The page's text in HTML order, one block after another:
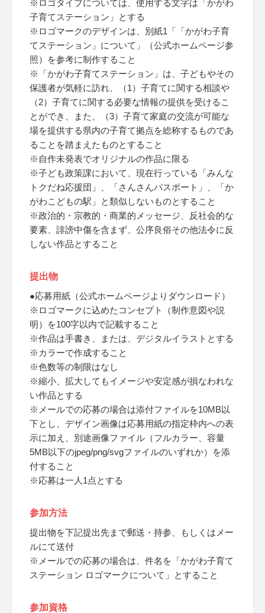
※ロゴタイプについては、使用する文字は「かがわ
子育てステーション」とする
※ロゴマークのデザインは、別紙1「「かがわ子育
てステーション」について」（公式ホームページ参
照）を参考に制作すること
※「かがわ子育てステーション」は、子どもやその
保護者が気軽に訪れ、（1）子育てに関する相談や
（2）子育てに関する必要な情報の提供を受けるこ
とができ、また、（3）子育て家庭の交流が可能な
場を提供する県内の子育て拠点を総称するものであ
ることを踏まえたものとすること
※自作未発表でオリジナルの作品に限る
※子ども政策課において、現在行っている「みんな
トクだね応援団」、「さんさんパスポート」、「か
がわこどもの駅」と類似しないものとすること
※政治的・宗教的・商業的メッセージ、反社会的な
要素、誹謗中傷を含まず、公序良俗その他法令に反
しない作品とすること
提出物
●応募用紙（公式ホームページよりダウンロード）
※ロゴマークに込めたコンセプト（制作意図や説
明）を100字以内で記載すること
※作品は手書き、または、デジタルイラストとする
※カラーで作成すること
※色数等の制限はなし
※縮小、拡大してもイメージや安定感が損なわれな
い作品とする
※メールでの応募の場合は添付ファイルを10MB以
下とし、デザイン画像は応募用紙の指定枠内への表
示に加え、別途画像ファイル（フルカラー、容量
5MB以下のjpeg/png/svgファイルのいずれか）を添
付すること
※応募は一人1点とする
参加方法
提出物を下記提出先まで郵送・持参、もしくはメー
ルにて送付
※メールでの応募の場合は、件名を「かがわ子育て
ステーション ロゴマークについて」とすること
参加資格